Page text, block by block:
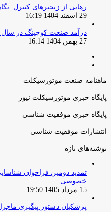
رهایی از زنجیرهای کنترل:
29 اسفند 1404 16:19
درآمد صنعت کوچینگ در سال 2025 به ۵.۳۴ میلیارد دلار آمریکا رسید
27 بهمن 1404 16:14
ماهنامه صنعت موتورسیکلت
پایگاه خبری موتورسیکلت نیوز
پایگاه خبری موفقیت شناسی
انتشارات موفقیت شناسی
نوشته‌های تازه
تمدید دومین فراخوان
خصوصی
15 مرداد 1405 19:50